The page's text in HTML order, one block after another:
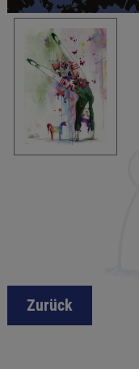
Zurück